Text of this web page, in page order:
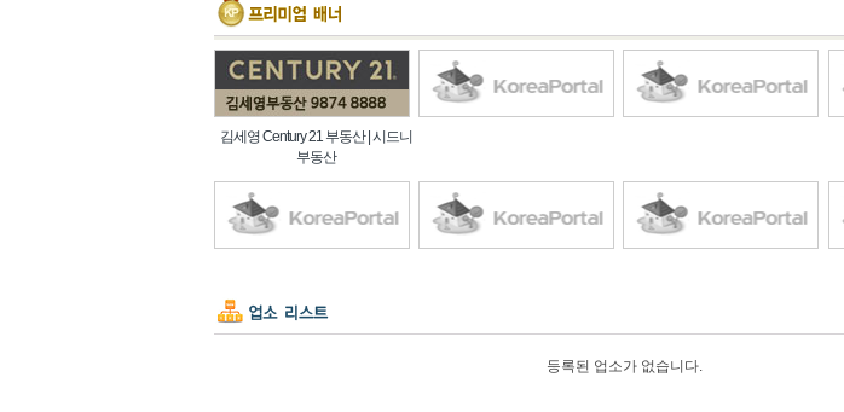
김세영 Century 21 부동산 | 시드니
부동산
등록된 업소가 없습니다.